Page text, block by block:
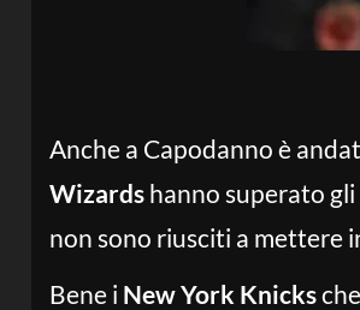
Anche a Capodanno è
Wizards hanno superato gli
non sono riusciti a mettere
Bene i New York Knicks